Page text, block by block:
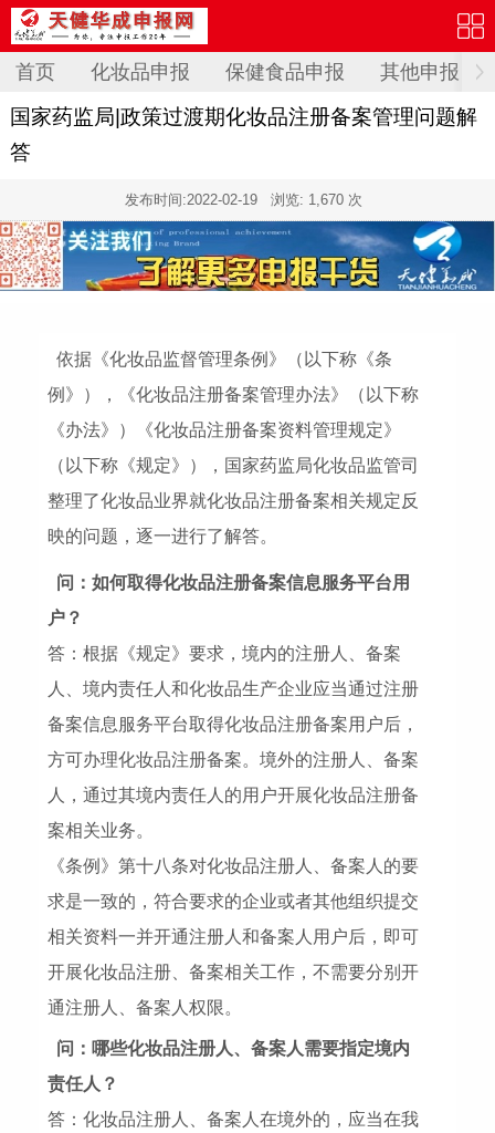
首页 化妆品申报 保健食品申报 其他申报
国家药监局|政策过渡期化妆品注册备案管理问题解
答
发布时间:2022-02-19 浏览: 1,670 次
依据《化妆品监督管理条例》（以下称《条
例》），《化妆品注册备案管理办法》（以下称
《办法》）《化妆品注册备案资料管理规定》
（以下称《规定》），国家药监局化妆品监管司
整理了化妆品业界就化妆品注册备案相关规定反
映的问题，逐一进行了解答。
问：如何取得化妆品注册备案信息服务平台用
户？
答：根据《规定》要求，境内的注册人、备案
人、境内责任人和化妆品生产企业应当通过注册
备案信息服务平台取得化妆品注册备案用户后，
方可办理化妆品注册备案。境外的注册人、备案
人，通过其境内责任人的用户开展化妆品注册备
案相关业务。
《条例》第十八条对化妆品注册人、备案人的要
求是一致的，符合要求的企业或者其他组织提交
相关资料一并开通注册人和备案人用户后，即可
开展化妆品注册、备案相关工作，不需要分别开
通注册人、备案人权限。
问：哪些化妆品注册人、备案人需要指定境内
责任人？
答：化妆品注册人、备案人在境外的，应当在我